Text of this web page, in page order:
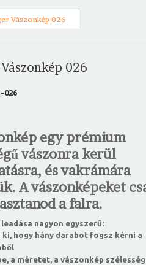
Vászonkép 026
026
026
egy prémium
vászonra kerül
és vakrámára
A vászonképeket
a falra.
nagyon egyszerű:
ki, hogy hány darabot fogsz kérni a
a méretet, a vászonkép